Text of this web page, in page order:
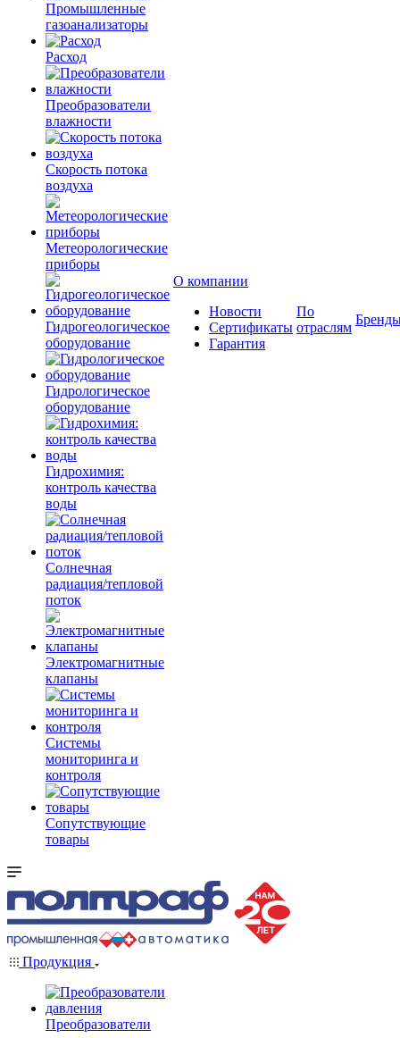
Промышленные
газоанализаторы
Расход
Преобразователи
влажности
Скорость потока
воздуха
Метеорологические
приборы
Гидрогеологическое
оборудование
Гидрологическое
оборудование
Гидрохимия:
контроль качества
воды
Солнечная
радиация/тепловой
поток
Электромагнитные
клапаны
Системы
мониторинга и
контроля
Сопутствующие
товары
О компании
Новости
Сертификаты
Гарантия
По
отраслям
Продукция
Преобразователи